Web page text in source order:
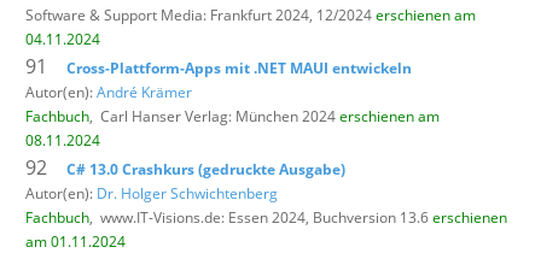
Software & Support Media: Frankfurt 2024, 12/2024erschienen am
04.11.2024
91
Cross-Plattform-Apps mit .NET MAUI entwickeln
Autor(en):André Krämer
Fachbuch, Carl Hanser Verlag: München 2024erschienen am
08.11.2024
92
C# 13.0 Crashkurs (gedruckte Ausgabe)
Autor(en): Dr. Holger Schwichtenberg
Fachbuch, www.IT-Visions.de: Essen 2024, Buchversion 13.6erschienen
am 01.11.2024